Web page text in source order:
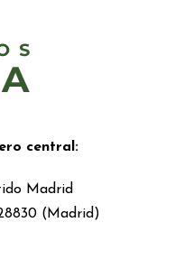
central:
Madrid
(Madrid)